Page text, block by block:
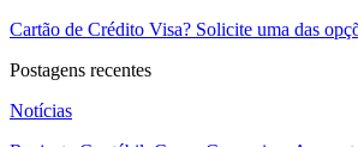
Cartão de Crédito Visa? Solicite uma das
Postagens recentes
Notícias